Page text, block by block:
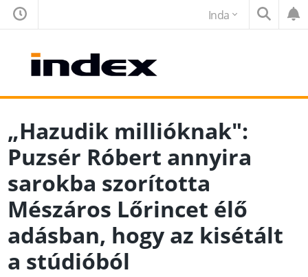
Inda
„Hazudik millióknak":
Puzsér Róbert annyira
sarokba szorította
Mészáros Lőrincet élő
adásban, hogy az kisétált
a stúdióból